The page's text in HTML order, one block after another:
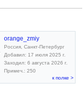
orange_zmiy
Россия, Санкт-Петербург
Добавил: 17 июля 2025 г.
Заходил: 6 августа 2026 г.
Примеч.: 250
к полке >